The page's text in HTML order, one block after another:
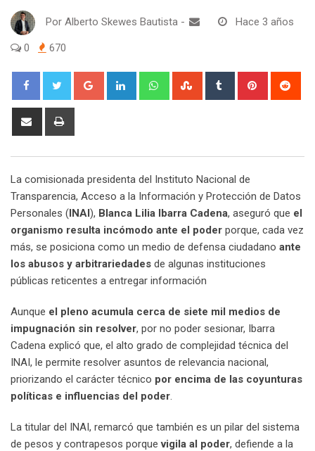
Por Alberto Skewes Bautista - Hace 3 años
0 670
Google+ LinkedIn WhatsappStumbleUpon
Tumblr Pinterest
Share
La comisionada presidenta del Instituto Nacional de
Transparencia, Acceso a la Información y Protección de Datos
Personales (INAI), Blanca Lilia Ibarra Cadena, aseguró que el
organismo resulta incómodo ante el poder porque, cada vez
más, se posiciona como un medio de defensa ciudadano ante
los abusos y arbitrariedades de algunas instituciones
públicas reticentes a entregar información
Aunque el pleno acumula cerca de siete mil medios de
impugnación sin resolver, por no poder sesionar, Ibarra
Cadena explicó que, el alto grado de complejidad técnica del
INAI, le permite resolver asuntos de relevancia nacional,
priorizando el carácter técnico por encima de las coyunturas
políticas e influencias del poder.
La titular del INAI, remarcó que también es un pilar del sistema
de pesos y contrapesos porquevigila al poder, defiende a la